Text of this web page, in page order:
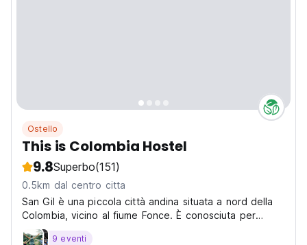
Ostello
This is Colombia Hostel
9.8Superbo(151)
0.5km dal centro citta
San Gil è una piccola città andina situata a nord della
Colombia, vicino al fiume Fonce. È conosciuta per
essere un centro per sport avventura.
9 eventi